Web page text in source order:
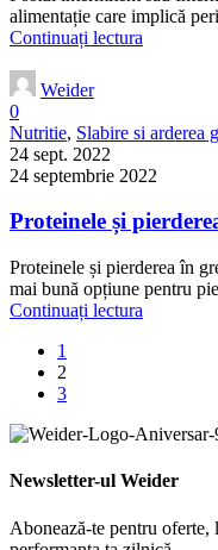
alimentație care implică
Continuați lectura
Weider
0
Nutritie, Slabire si arderea
24 sept. 2022
24 septembrie 2022
Proteinele și
Proteinele și pierderea în
mai bună opțiune pentru
Continuați lectura
1
2
3
Newsletter-ul Weider
Abonează-te pentru oferte,